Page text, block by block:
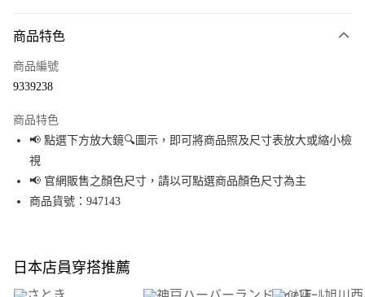
信用卡一次付款
Apple Pay
街口支付
悠遊付
全盈+PAY
大哥付你分期
商品特色
商品編號
9339238
商品特色
📢 點選下方放大鏡🔍圖示，即可將商品照及尺寸表放大或縮小檢
視
📢 官網販售之顏色尺寸，請以可點選商品顏色尺寸為主
商品貨號：947143
日本店員穿搭推薦